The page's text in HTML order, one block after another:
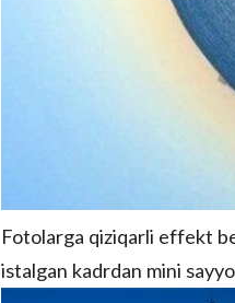
Fotolarga qiziqarli effekt
istalgan kadrdan mini